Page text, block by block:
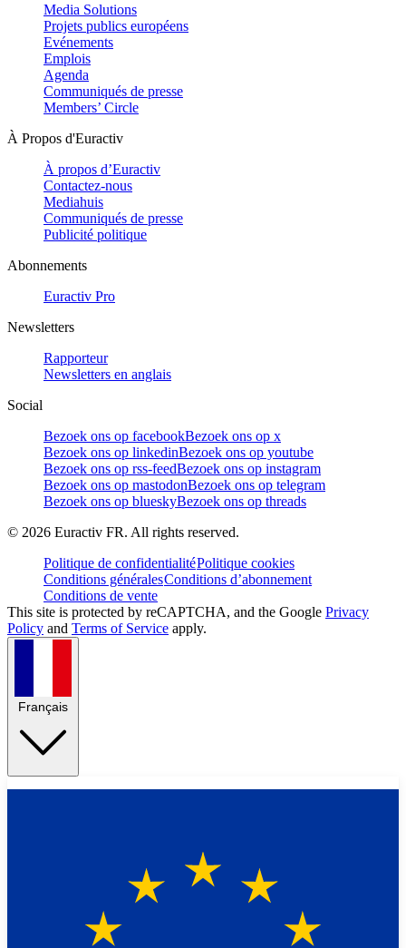
Media Solutions
Projets publics européens
Evénements
Emplois
Agenda
Communiqués de presse
Members’ Circle
À Propos d'Euractiv
À propos d’Euractiv
Contactez-nous
Mediahuis
Communiqués de presse
Publicité politique
Abonnements
Euractiv Pro
Newsletters
Rapporteur
Newsletters en anglais
Social
Bezoek ons op facebookBezoek ons op x
Bezoek ons op linkedinBezoek ons op youtube
Bezoek ons op rss-feedBezoek ons op instagram
Bezoek ons op mastodonBezoek ons op telegram
Bezoek ons op blueskyBezoek ons op threads
© 2026 Euractiv FR. All rights reserved.
Politique de confidentialitéPolitique cookies
Conditions généralesConditions d’abonnement
Conditions de vente
This site is protected by reCAPTCHA, and the Google Privacy
Policy and Terms of Service apply.
Français